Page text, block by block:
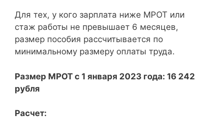
Для тех, у кого зарплата ниже МРОТ или
стаж работы не превышает 6 месяцев,
размер пособия рассчитывается по
минимальному размеру оплаты труда.
Размер МРОТ с 1 января 2023 года: 16 242
рубля
Расчет: